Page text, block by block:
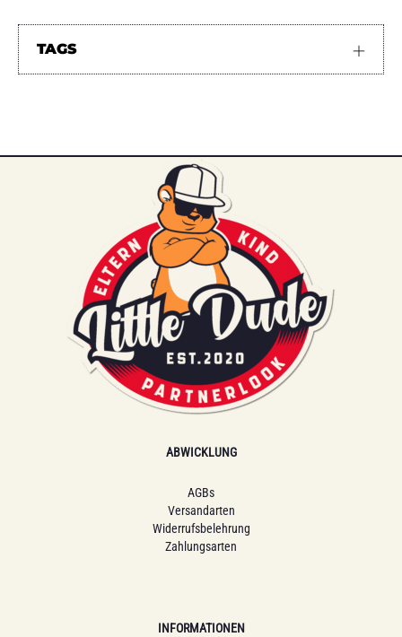
TAGS
ABWICKLUNG
AGBs
Versandarten
Widerrufsbelehrung
Zahlungsarten
INFORMATIONEN